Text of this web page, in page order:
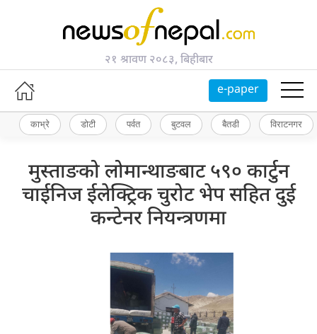
२१ श्रावण २०८३, बिहीबार
e-paper
काभ्रे डोटी पर्वत बुटवल बैतडी विराटनगर
मुस्ताङको लोमान्थाङबाट ५९० कार्टुन
चाईनिज ईलेक्ट्रिक चुरोट भेप सहित दुई
कन्टेनर नियन्त्रणमा